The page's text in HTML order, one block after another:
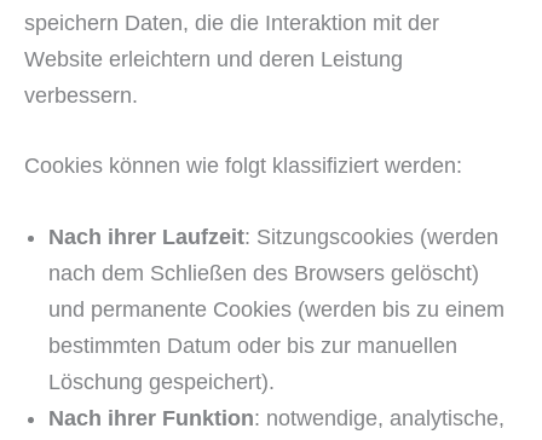
speichern Daten, die die Interaktion mit der
Website erleichtern und deren Leistung
verbessern.
Cookies können wie folgt klassifiziert werden:
Nach ihrer Laufzeit: Sitzungscookies (werden
nach dem Schließen des Browsers gelöscht)
und permanente Cookies (werden bis zu einem
bestimmten Datum oder bis zur manuellen
Löschung gespeichert).
Nach ihrer Funktion: notwendige, analytische,